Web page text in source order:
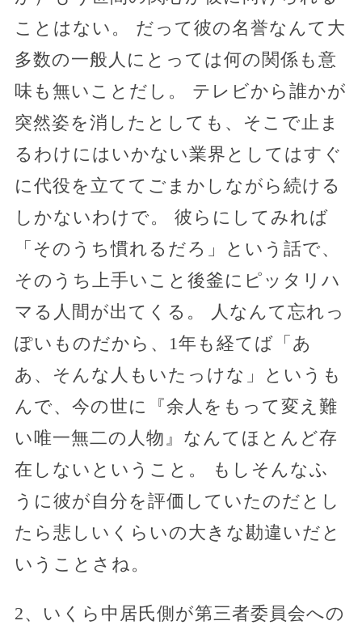
ことはない。 だって彼の名誉なんて大
多数の一般人にとっては何の関係も意
味も無いことだし。 テレビから誰かが
突然姿を消したとしても、そこで止ま
るわけにはいかない業界としてはすぐ
に代役を立ててごまかしながら続ける
しかないわけで。 彼らにしてみれば
「そのうち慣れるだろ」という話で、
そのうち上手いこと後釜にピッタリハ
マる人間が出てくる。 人なんて忘れっ
ぽいものだから、1年も経てば「あ
あ、そんな人もいたっけな」というも
んで、今の世に『余人をもって変え難
い唯一無二の人物』なんてほとんど存
在しないということ。 もしそんなふ
うに彼が自分を評価していたのだとし
たら悲しいくらいの大きな勘違いだと
いうことさね。
2、いくら中居氏側が第三者委員会への